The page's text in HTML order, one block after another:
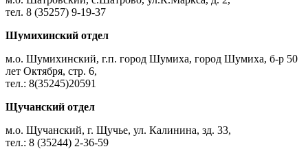
тел. 8 (35257) 9-19-37
Шумихинский отдел
м.о. Шумихинский, г.п. город Шумиха, город Шумиха, б-р 50
лет Октября, стр. 6,
тел.: 8(35245)20591
Щучанский отдел
м.о. Щучанский, г. Щучье, ул. Калинина, зд. 33,
тел.: 8 (35244) 2-36-59